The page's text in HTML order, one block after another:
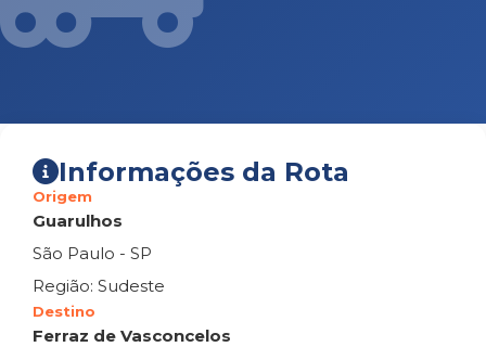
Informações da Rota
Origem
Guarulhos
São Paulo - SP
Região: Sudeste
Destino
Ferraz de Vasconcelos